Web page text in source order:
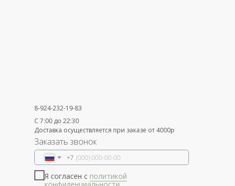
8-924-232-19-83
С 7:00 до 22:30
Доставка осуществляется при заказе от 4000р
Заказать звонок
+7
Я согласен с политикой